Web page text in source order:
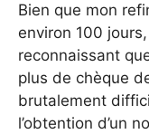
Bien que mon
environ 100
reconnaissant
plus de chèque
brutalement
l’obtention d’un